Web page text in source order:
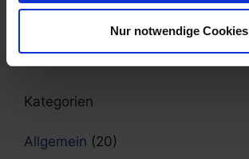
Nur notwendige Cookies
Kategorien
Allgemein (20)